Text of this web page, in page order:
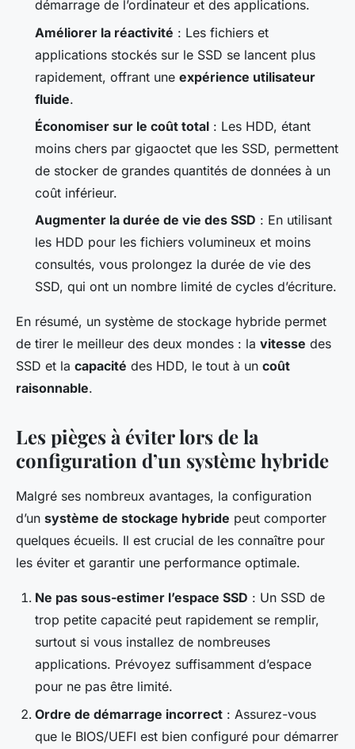
démarrage de l’ordinateur et des applications.
Améliorer la réactivité : Les fichiers et
applications stockés sur le SSD se lancent plus
rapidement, offrant une expérience utilisateur
fluide.
Économiser sur le coût total : Les HDD, étant
moins chers par gigaoctet que les SSD, permettent
de stocker de grandes quantités de données à un
coût inférieur.
Augmenter la durée de vie des SSD : En utilisant
les HDD pour les fichiers volumineux et moins
consultés, vous prolongez la durée de vie des
SSD, qui ont un nombre limité de cycles d’écriture.
En résumé, un système de stockage hybride permet
de tirer le meilleur des deux mondes : la vitesse des
SSD et la capacité des HDD, le tout à un coût
raisonnable.
Les pièges à éviter lors de la
configuration d’un système hybride
Malgré ses nombreux avantages, la configuration
d’un système de stockage hybride peut comporter
quelques écueils. Il est crucial de les connaître pour
les éviter et garantir une performance optimale.
Ne pas sous-estimer l’espace SSD : Un SSD de
trop petite capacité peut rapidement se remplir,
surtout si vous installez de nombreuses
applications. Prévoyez suffisamment d’espace
pour ne pas être limité.
Ordre de démarrage incorrect : Assurez-vous
que le BIOS/UEFI est bien configuré pour démarrer